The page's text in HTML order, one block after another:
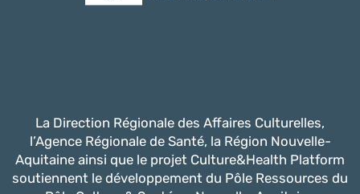
La Direction Régionale des Affaires Culturelles,
l’Agence Régionale de Santé, la Région Nouvelle-
Aquitaine ainsi que le projet Culture&Health Platform
soutiennent le développement du Pôle Ressources du